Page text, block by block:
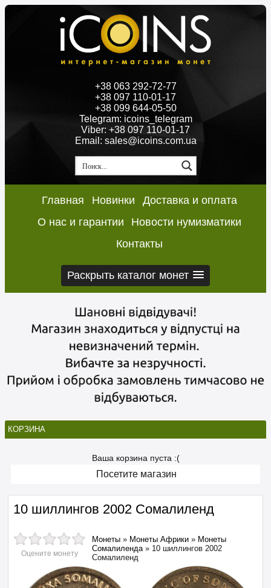
+38 063 292-72-77
+38 097 110-01-17
+38 099 644-05-50
Telegram: icoins_telegram
Viber: +38 097 110-01-17
Email: sales@icoins.com.ua
Главная Новинки
Доставка и оплата
О нас и гарантии
Новости нумизматики
Контакты
Раскрыть каталог монет
КОРЗИНА
Ваша корзина пуста :(
Посетите магазин
10 шиллингов 2002 Сомалиленд
Оцените монету
Монеты » Монеты Африки » Монеты
Сомалиленда» 10 шиллингов 2002
Сомалиленд